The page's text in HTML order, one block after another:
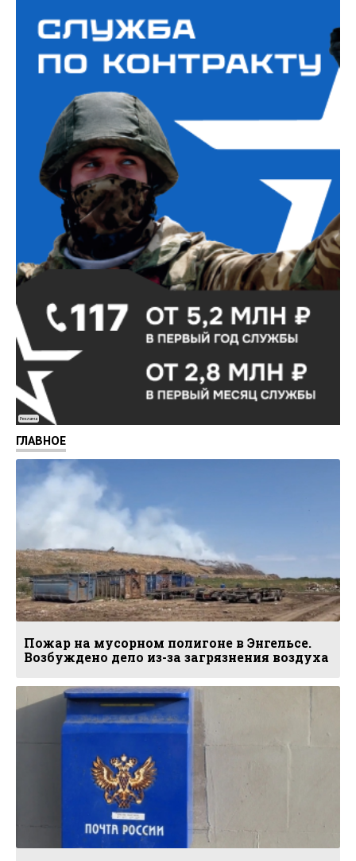
Реклама
ГЛАВНОЕ
Пожар на мусорном полигоне в Энгельсе.
Возбуждено дело из-за загрязнения воздуха